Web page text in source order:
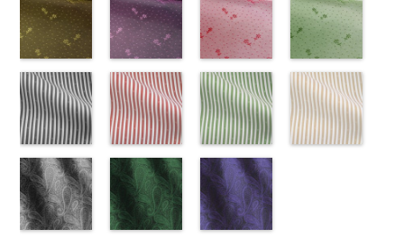
DOLCELABY
6000
6000
6000
レー 花柄 キ
ュプラ100％
DOLCELABY、
6000
レンジ
花柄
キュプラ
100％
FairyRose
6000
リーン 花柄
キュプラ
100％
FairyRose
6000
花柄 キュプ
ラ100％
DOLCELABY、
6000
(AK201-
55/LT)
http://www.anys.co.jp/wp-
55.jpg
AK201-55 ブ
ラック 花柄
ドット キュ
DOLCELABY、
FairyRose
6000
53/LT)
http://www.anys.co.jp/wp-
content/uploads/2013/05/ak201-
AK201-53 ピ
ンク 花柄ド
ット キュプ
ラ100％
FairyRose
6000
52/LT)
http://www.anys.co.jp/wp-
content/uploads/2013/04/ak201-
AK201-52 グ
レー 花柄ド
ット キュプ
ラ100％
FairyRose
6000
(AK201-
50/LT)
http://
50.jpg
AK201-50 ネ
イビー 花柄
ドット キュ
エロー
(AK201-
34/LT)
http://www.anys.co.jp/wp-
34.jpg
AK201-34 イ
エロー 花柄
ドット キュ
ープル
(AK201-
33/LT)
http://www.anys.co.jp/wp-
33.jpg
AK201-33 パ
ープル 花柄
ドット
キュ
ッド(AK201-
29/LT)
http://www.anys.co.jp/wp-
content/uploads/2013/04/ak201-
AK201-29 レ
ッド 花柄ド
ット キュプ
ラ100％
リーン
(AK201-
27/LT)
http://
ライプブラッ
ク(AKL5300-
5/LT)
http://www.anys.co.jp/wp-
ライプレッド
(AKL5300-
4/LT)
http://www.anys.co.jp/wp-
ライプグリー
ン(AKL5300-
3/LT)
http://www.anys.co.jp/wp-